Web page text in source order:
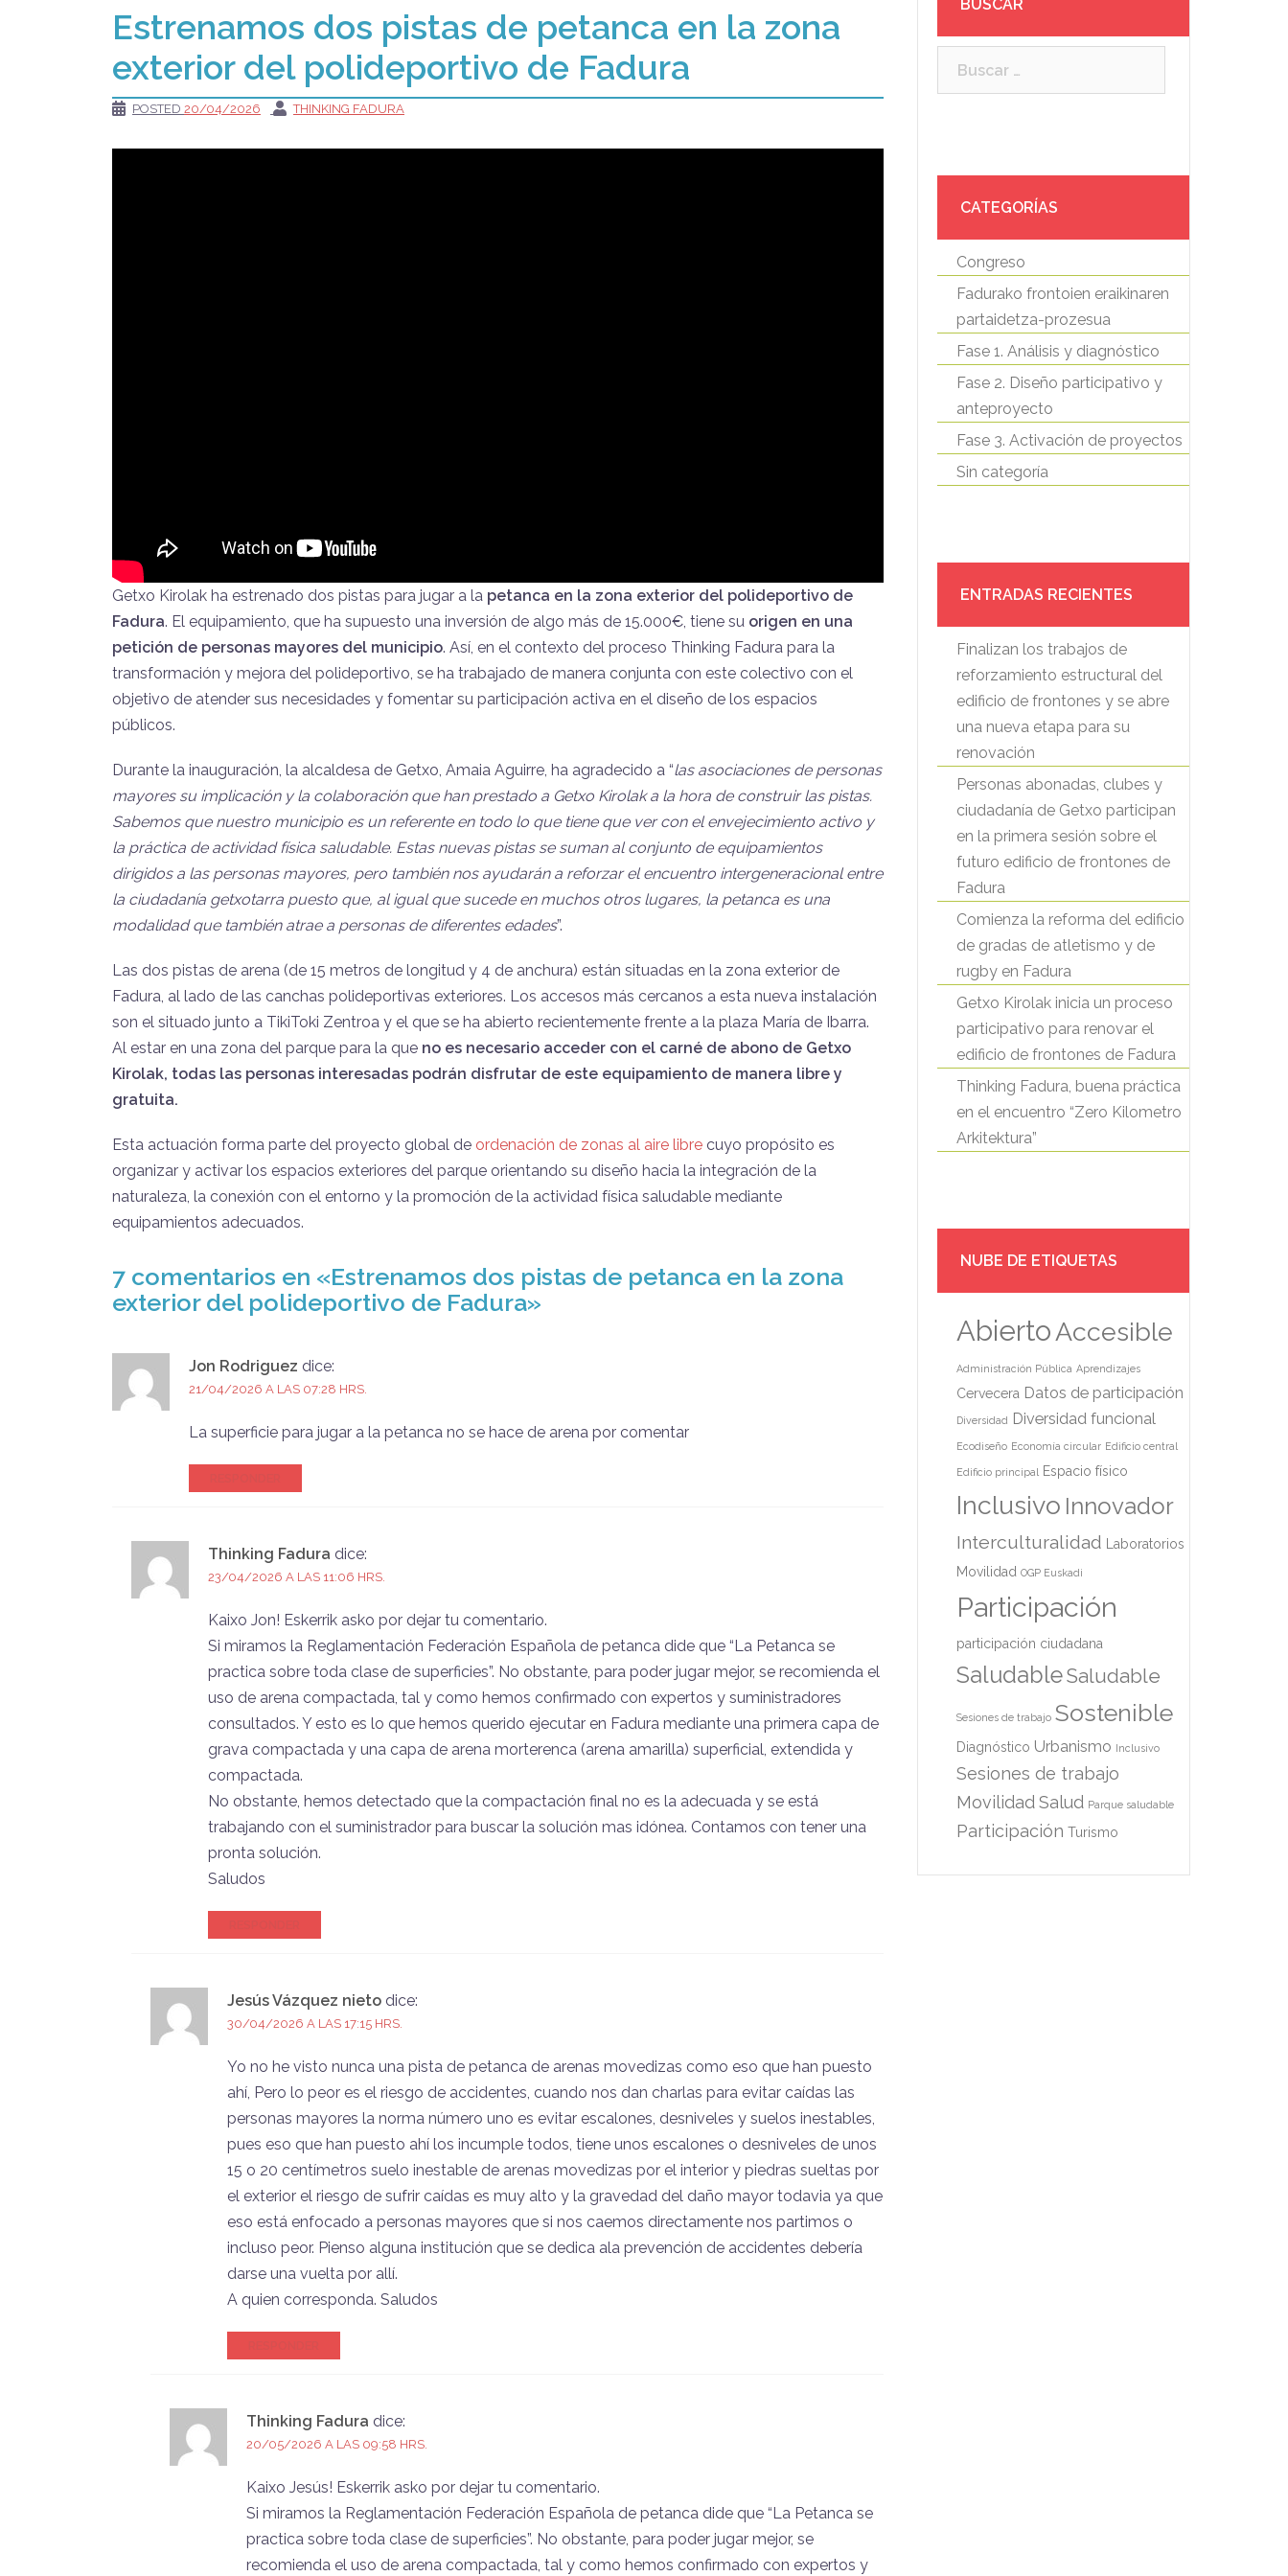
Estrenamos dos pistas de petanca en la zona
exterior del polideportivo de Fadura
POSTED 20/04/2026 THINKING FADURA
Getxo Kirolak ha estrenado dos pistas para jugar a la petanca en la zona exterior del polideportivo de
Fadura. El equipamiento, que ha supuesto una inversión de algo más de 15.000€, tiene su origen en una
petición de personas mayores del municipio. Así, en el contexto del proceso Thinking Fadura para la
transformación y mejora del polideportivo, se ha trabajado de manera conjunta con este colectivo con el
objetivo de atender sus necesidades y fomentar su participación activa en el diseño de los espacios
públicos.
Durante la inauguración, la alcaldesa de Getxo, Amaia Aguirre, ha agradecido a “las asociaciones de personas
mayores su implicación y la colaboración que han prestado a Getxo Kirolak a la hora de construir las pistas.
Sabemos que nuestro municipio es un referente en todo lo que tiene que ver con el envejecimiento activo y
la práctica de actividad física saludable. Estas nuevas pistas se suman al conjunto de equipamientos
dirigidos a las personas mayores, pero también nos ayudarán a reforzar el encuentro intergeneracional entre
la ciudadanía getxotarra puesto que, al igual que sucede en muchos otros lugares, la petanca es una
modalidad que también atrae a personas de diferentes edades”.
Las dos pistas de arena (de 15 metros de longitud y 4 de anchura) están situadas en la zona exterior de
Fadura, al lado de las canchas polideportivas exteriores. Los accesos más cercanos a esta nueva instalación
son el situado junto a TikiToki Zentroa y el que se ha abierto recientemente frente a la plaza María de Ibarra.
Al estar en una zona del parque para la que no es necesario acceder con el carné de abono de Getxo
Kirolak, todas las personas interesadas podrán disfrutar de este equipamiento de manera libre y
gratuita.
Esta actuación forma parte del proyecto global de ordenación de zonas al aire libre cuyo propósito es
organizar y activar los espacios exteriores del parque orientando su diseño hacia la integración de la
naturaleza, la conexión con el entorno y la promoción de la actividad física saludable mediante
equipamientos adecuados.
7 comentarios en «Estrenamos dos pistas de petanca en la zona
exterior del polideportivo de Fadura»
Jon Rodriguez dice:
21/04/2026 A LAS 07:28 HRS.
La superficie para jugar a la petanca no se hace de arena por comentar
Thinking Fadura dice:
23/04/2026 A LAS 11:06 HRS.
Kaixo Jon! Eskerrik asko por dejar tu comentario.
Si miramos la Reglamentación Federación Española de petanca dide que “La Petanca se
practica sobre toda clase de superficies”. No obstante, para poder jugar mejor, se recomienda el
uso de arena compactada, tal y como hemos confirmado con expertos y suministradores
consultados. Y esto es lo que hemos querido ejecutar en Fadura mediante una primera capa de
grava compactada y una capa de arena morterenca (arena amarilla) superficial, extendida y
compactada.
No obstante, hemos detectado que la compactación final no es la adecuada y se está
trabajando con el suministrador para buscar la solución mas idónea. Contamos con tener una
pronta solución.
Saludos
Jesús Vázquez nieto dice:
30/04/2026 A LAS 17:15 HRS.
Yo no he visto nunca una pista de petanca de arenas movedizas como eso que han puesto
ahí, Pero lo peor es el riesgo de accidentes, cuando nos dan charlas para evitar caídas las
personas mayores la norma número uno es evitar escalones, desniveles y suelos inestables,
pues eso que han puesto ahí los incumple todos, tiene unos escalones o desniveles de unos
15 o 20 centímetros suelo inestable de arenas movedizas por el interior y piedras sueltas por
el exterior el riesgo de sufrir caídas es muy alto y la gravedad del daño mayor todavia ya que
eso está enfocado a personas mayores que si nos caemos directamente nos partimos o
incluso peor. Pienso alguna institución que se dedica ala prevención de accidentes debería
darse una vuelta por allí.
A quien corresponda. Saludos
Thinking Fadura dice:
20/05/2026 A LAS 09:58 HRS.
Kaixo Jesús! Eskerrik asko por dejar tu comentario.
Si miramos la Reglamentación Federación Española de petanca dide que “La Petanca se
practica sobre toda clase de superficies”. No obstante, para poder jugar mejor, se
recomienda el uso de arena compactada, tal y como hemos confirmado con expertos y
BUSCAR
CATEGORÍAS
Congreso
Fadurako frontoien eraikinaren
partaidetza-prozesua
Fase 1. Análisis y diagnóstico
Fase 2. Diseño participativo y
anteproyecto
Fase 3. Activación de proyectos
Sin categoría
ENTRADAS RECIENTES
Finalizan los trabajos de
reforzamiento estructural del
edificio de frontones y se abre
una nueva etapa para su
renovación
Personas abonadas, clubes y
ciudadanía de Getxo participan
en la primera sesión sobre el
futuro edificio de frontones de
Fadura
Comienza la reforma del edificio
de gradas de atletismo y de
rugby en Fadura
Getxo Kirolak inicia un proceso
participativo para renovar el
edificio de frontones de Fadura
Thinking Fadura, buena práctica
en el encuentro “Zero Kilometro
Arkitektura”
NUBE DE ETIQUETAS
AbiertoAccesible
Administración Pública Aprendizajes
Cervecera Datos de participación
Diversidad Diversidad funcional
Ecodiseño Economía circular Edificio central
Edificio principal Espacio físico
Inclusivo Innovador
Interculturalidad
Laboratorios
Movilidad OGP Euskadi
Participación
participación ciudadana
SaludableSaludable
Sesiones de trabajo Sostenible
Diagnóstico Urbanismo Inclusivo
Sesiones de trabajo
Movilidad Salud Parque saludable
Participación Turismo